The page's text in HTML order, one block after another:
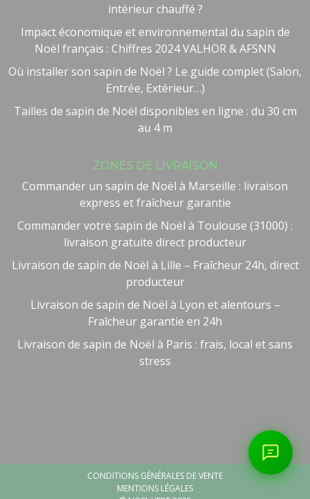
intérieur chauffé ?
Impact économique et environnemental du sapin de
Noël français : Chiffres 2024 VALHOR & AFSNN
Où installer son sapin de Noël ? Le guide complet (Salon,
Entrée, Extérieur…)
Tailles de sapin de Noël disponibles en ligne : du 30 cm
au 4 m
ZONES DE LIVRAISON
Commander un sapin de Noël à Marseille : livraison
express et fraîcheur garantie
Commander votre sapin de Noël à Toulouse (31000) :
livraison gratuite direct producteur
Livraison de sapin de Noël à Lille – Fraîcheur 24h, direct
producteur
Livraison de sapin de Noël à Lyon et alentours –
Fraîcheur garantie en 24h
Livraison de sapin de Noël à Paris : frais, local et sans
stress
CONDITIONS GÉNÉRALES DE VENTE
MENTIONS LÉGALES
Besoin d'aide ?
Bienvenue chez NOEL VERT
0/800
📞 Parler à un conseiller